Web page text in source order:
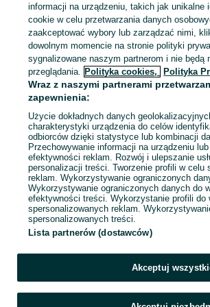
Strona główna Motoryzacja Opony i Felgi Opony
Szynkielew
KATEGORIA
ID:1076456560
Zadzwoń / SMS
informacji na urządzeniu, takich jak unikalne
cookie w celu przetwarzania danych
zaakceptować wybory lub zarządzać nimi,
dowolnym momencie na stronie polityki
sygnalizowane naszym partnerom i nie będą
przeglądania. Polityka cookies, Polityka
Wraz z naszymi partnerami
zapewnienia:
Użycie dokładnych danych
charakterystyki urządzenia do celów
odbiorców dzięki statystyce lub kombinacji
Przechowywanie informacji na urządzeniu
efektywności reklam. Rozwój i ulepszanie
personalizacji treści. Tworzenie profili w celu
reklam. Wykorzystywanie ograniczonych
Wykorzystywanie ograniczonych danych do
efektywności treści. Wykorzystanie profili do
spersonalizowanych reklam.
spersonalizowanych treści.
Lista partnerów (dostawców)
Akceptuj